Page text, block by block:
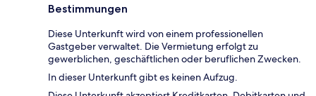
Bestimmungen
Diese Unterkunft wird von einem professionellen
Gastgeber verwaltet. Die Vermietung erfolgt zu
gewerblichen, geschäftlichen oder beruflichen Zwecken.
In dieser Unterkunft gibt es keinen Aufzug.